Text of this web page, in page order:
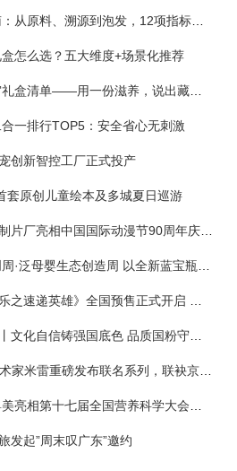
2026干燕窝选购避坑指南：从原料、溯源到泡发，12项指标判断靠谱燕窝
怎么选？五大维度+场景化推荐
2026七夕浪漫告白礼燕窝礼盒清单——用一份滋养，说出藏在心底的爱
一排行TOP5：安全省心无刺激
创新智控工厂正式投产
套原创儿童绘本及多城夏日巡游
俄罗斯动画巨头联盟动画制片厂亮相中国国际动漫节90周年庆开启中国之旅新篇章
金领冠《百子纳福》破圈丨文化自信铸强国底色 品质国粉守护新生
英氏 YeeHoO携手动画艺术家米雷重磅发布联名系列，联袂京东深化全渠道战略
发起”周末叹广东”邀约